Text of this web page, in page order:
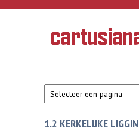
Overslaan en naar de inhoud gaan
Geschiedenis
van de
1.2 KERKELIJKE